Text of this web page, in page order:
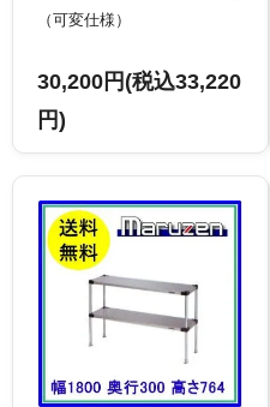
（可変仕様）
30,200円(税込33,220
円)